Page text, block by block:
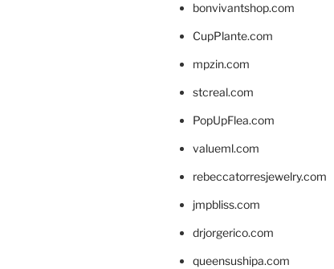
bonvivantshop.com
CupPlante.com
mpzin.com
stcreal.com
PopUpFlea.com
valueml.com
rebeccatorresjewelry.com
jmpbliss.com
drjorgerico.com
queensushipa.com